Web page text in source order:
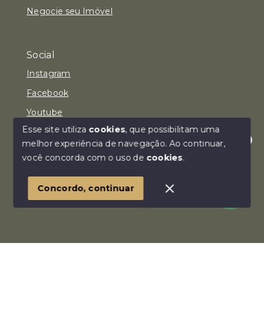
Olá! Estamos disponíveis para te ajudar.
Negocie seu Imóvel
Social
Instagram
Facebook
Youtube
© Copyright 2026 - Imóvel Aqui Consultoria Imobiliária
SITE PARA IMOBILIARIA
Esse site utiliza cookies, que possibilitam uma
melhor experiência de navegação.Ao continuar,
você concorda com o uso de cookies.
Concordo, continuar